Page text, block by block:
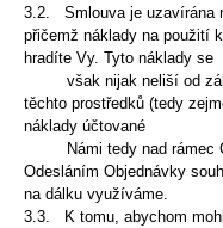
3.2. Smlouva je uzavírána
přičemž náklady na použití
hradíte Vy. Tyto náklady se
však nijak neliší od
těchto prostředků (tedy
náklady účtované
Námi tedy nad rámec
Odesláním Objednávky
na dálku využíváme.
3.3. K tomu, abychom